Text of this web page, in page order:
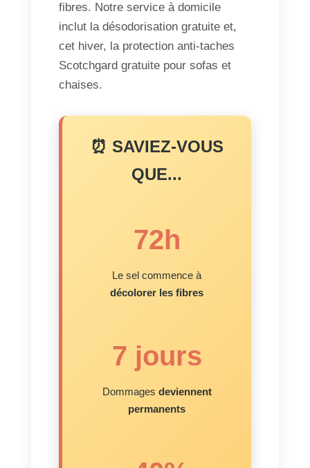
fibres. Notre service à domicile
inclut la désodorisation gratuite et,
cet hiver, la protection anti-taches
Scotchgard gratuite pour sofas et
chaises.
⏰ SAVIEZ-VOUS
QUE...
72h
Le sel commence à
décolorer les fibres
7 jours
Dommages deviennent
permanents